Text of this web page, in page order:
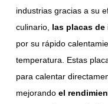
industrias gracias a su
culinario, las placas
por su rápido
temperatura. Estas
para calentar
mejorandoel